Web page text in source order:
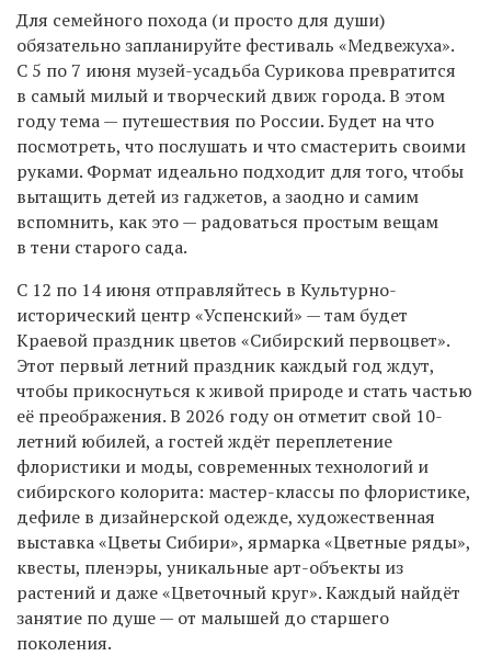
Для семейного похода (и просто для души)
обязательно запланируйте фестиваль «Медвежуха».
С 5 по 7 июня музей-усадьба Сурикова превратится
в самый милый и творческий движ города. В этом
году тема — путешествия по России. Будет на что
посмотреть, что послушать и что смастерить своими
руками. Формат идеально подходит для того, чтобы
вытащить детей из гаджетов, а заодно и самим
вспомнить, как это — радоваться простым вещам
в тени старого сада.
С 12 по 14 июня отправляйтесь в Культурно-
исторический центр «Успенский» — там будет
Краевой праздник цветов «Сибирский первоцвет».
Этот первый летний праздник каждый год ждут,
чтобы прикоснуться к живой природе и стать частью
её преображения. В 2026 году он отметит свой 10-
летний юбилей, а гостей ждёт переплетение
флористики и моды, современных технологий и
сибирского колорита: мастер-классы по флористике,
дефиле в дизайнерской одежде, художественная
выставка «Цветы Сибири», ярмарка «Цветные ряды»,
квесты, пленэры, уникальные арт-объекты из
растений и даже «Цветочный круг». Каждый найдёт
занятие по душе — от малышей до старшего
поколения.